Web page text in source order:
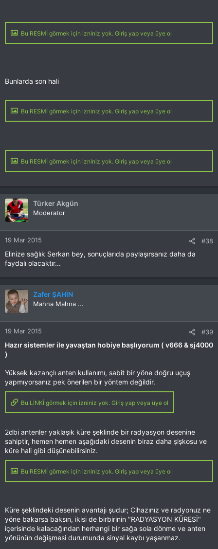
Bu RESMİ görmek için izniniz yok. Giriş yap veya üye ol
Bunlarda son hali
Bu RESMİ görmek için izniniz yok. Giriş yap veya üye ol
Bu RESMİ görmek için izniniz yok. Giriş yap veya üye ol
Türker Akgün
Moderator
19 Mar 2015 #38
Elinize sağlık Serkan bey, sonuçlarıda paylaşırsanız daha da
faydalı olacaktır...
Zafer ŞAHİN
Mahna Mahna ...
19 Mar 2015 #39
Hazır sistemler ile yavaştan hobiye başlıyorum ( v666 & sj4000
)
Yüksek kazançlı anten kullanımı, sabit bir yöne doğru uçuş
yapmıyorsanız pek önerilen bir yöntem değildir.
Bu LİNKİ görmek için izniniz yok. Giriş yap veya üye ol
2dbi antenler yaklaşık küre şeklinde bir radyasyon desenine
sahiptir, hemen hemen aşağıdaki desenin biraz daha şişkosu ve
küre hali gibi düşünebilirsiniz.
Bu RESMİ görmek için izniniz yok. Giriş yap veya üye ol
Küre şeklindeki desenin avantajı şudur; Cihazınız ve radyonuz ne
yöne bakarsa baksın, ikisi de birbirinin "RADYASYON KÜRESİ"
içerisinde kalacağından herhangi bir sağa sola dönme ve anten
yönünün değişmesi durumunda sinyal kaybı yaşanmaz.